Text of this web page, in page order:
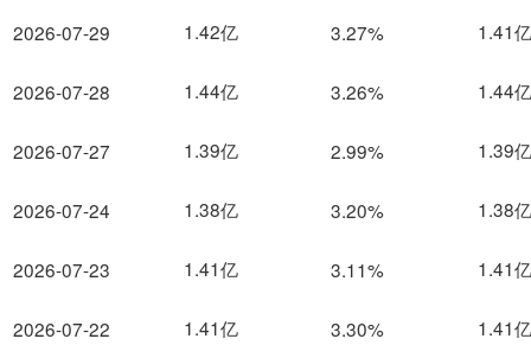
2026-07-29
2026-07-28
2026-07-27
2026-07-24
2026-07-23
2026-07-22
1.42亿 3.27% 1.41亿
1.44亿 3.26% 1.44亿
1.39亿 2.99% 1.39亿
1.38亿 3.20% 1.38亿
1.41亿 3.11% 1.41亿
1.41亿 3.30% 1.41亿